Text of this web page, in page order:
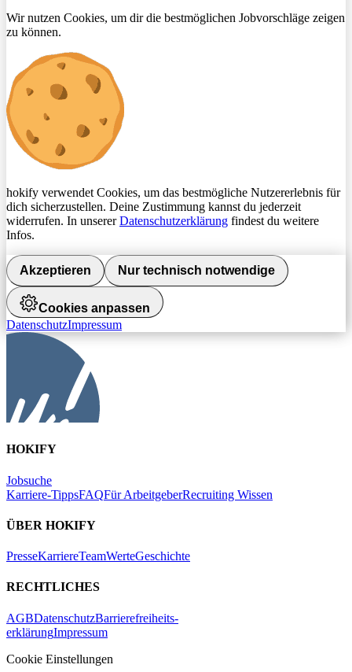
Wir nutzen Cookies, um dir die bestmöglichen Jobvorschläge zeigen
zu können.
hokify verwendet Cookies, um das bestmögliche Nutzererlebnis für
dich sicherzustellen. Deine Zustimmung kannst du jederzeit
widerrufen. In unsererDatenschutzerklärung findest du weitere
Infos.
Akzeptieren Nur technisch notwendige
Cookies anpassen
DatenschutzImpressum
HOKIFY
Jobsuche
Karriere-TippsFAQFür ArbeitgeberRecruiting Wissen
ÜBER HOKIFY
PresseKarriereTeamWerteGeschichte
RECHTLICHES
AGBDatenschutzBarrierefreiheits-
erklärungImpressum
Cookie Einstellungen